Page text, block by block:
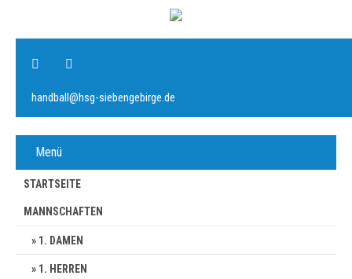
handball@hsg-siebengebirge.de
Menü
STARTSEITE
MANNSCHAFTEN
1. DAMEN
1. HERREN